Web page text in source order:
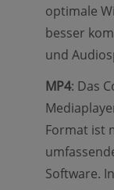
optimale
besser
und
MP4: Das
Format ist
Software.